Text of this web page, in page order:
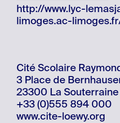
http://www.lyc-
limoges.ac-
Cité Scolaire
3 Place de
23300 La Souterraine
+33 (0)555 894 000
www.cite-loewy.org